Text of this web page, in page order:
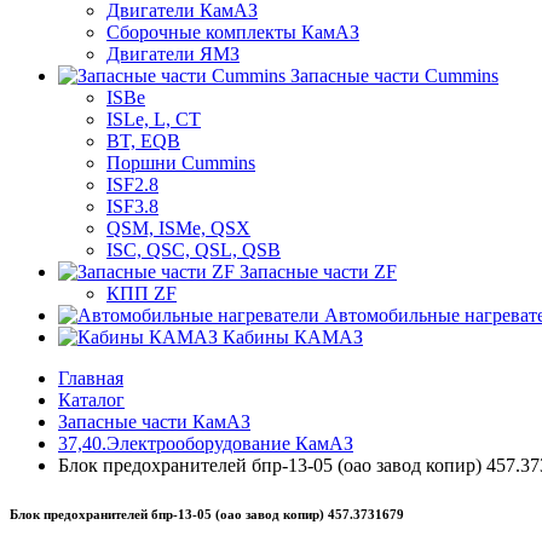
Двигатели КамАЗ
Сборочные комплекты КамАЗ
Двигатели ЯМЗ
Запасные части Cummins
ISBe
ISLe, L, CT
BT, EQB
Поршни Cummins
ISF2.8
ISF3.8
QSM, ISMe, QSX
ISC, QSC, QSL, QSB
Запасные части ZF
КПП ZF
Автомобильные
Кабины КАМАЗ
Главная
Каталог
Запасные части КамАЗ
37,40.Электрооборудование КамАЗ
Блок предохранителей бпр-13-05 (оао завод копир)
Блок предохранителей бпр-13-05 (оао завод копир) 457.3731679